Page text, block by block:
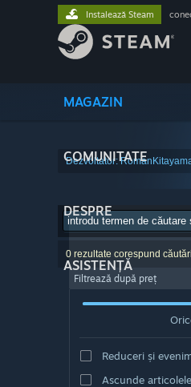
MAGAZIN
COMUNITATE
DESPRE
ASISTENȚĂ
Instalează Steam
Dezvoltator:
0 rezultate corespund
Filtrează după preț
Reduceri și
Ascunde